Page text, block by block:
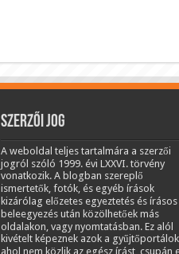
Szerzői jog
A weboldal teljes tartalmára a szerzői
jogról szóló 1999. évi LXXVI. törvény
vonatkozik. A blogban szereplő
ismertetők, fotók, és egyéb írások
kizárólag előzetes egyeztetés és írásos
beleegyezés után közölhetőek más
oldalakon, vagy nyomtatásban. Ez alól
kivételt képeznek azok a
ahol nem közlik az egész írást, csupán